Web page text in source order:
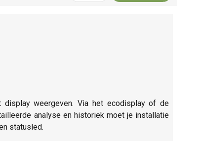
weergeven. Via het ecodisplay of de
analyse en historiek moet je installatie
statusled.